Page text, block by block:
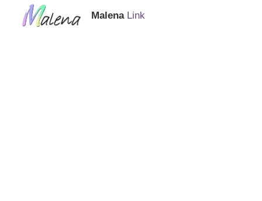
Malena Link